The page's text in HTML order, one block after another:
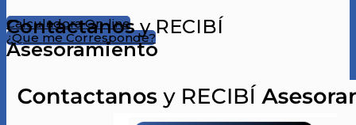
¿Que me Corresponde?
Calculadora On-line
Contactanosy RECIBÍ
Asesoramiento